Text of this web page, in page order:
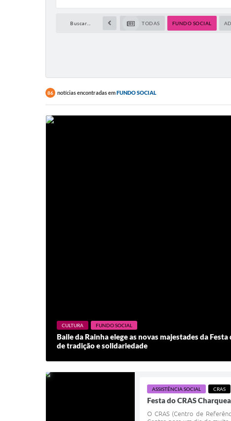
Buscar... TODAS FUNDO SOCIAL
86 notícias encontradas emFUNDO SOCIAL
CULTURA FUNDO SOCIAL
Baile da Rainha elege as novas majestades da
de tradição e solidariedade
ASSISTÊNCIA SOCIAL CRAS
Festa do CRAS
O CRAS (Centro de